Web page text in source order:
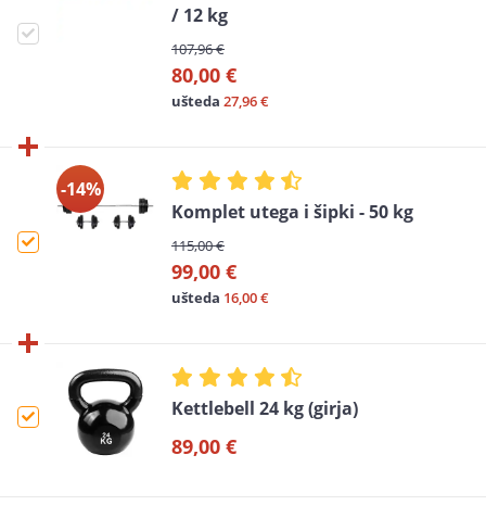
/ 12 kg
107,96 €
80,00 €
ušteda 27,96 €
-14%
Komplet utega i šipki - 50 kg
115,00 €
99,00 €
ušteda 16,00 €
Kettlebell 24 kg (girja)
89,00 €